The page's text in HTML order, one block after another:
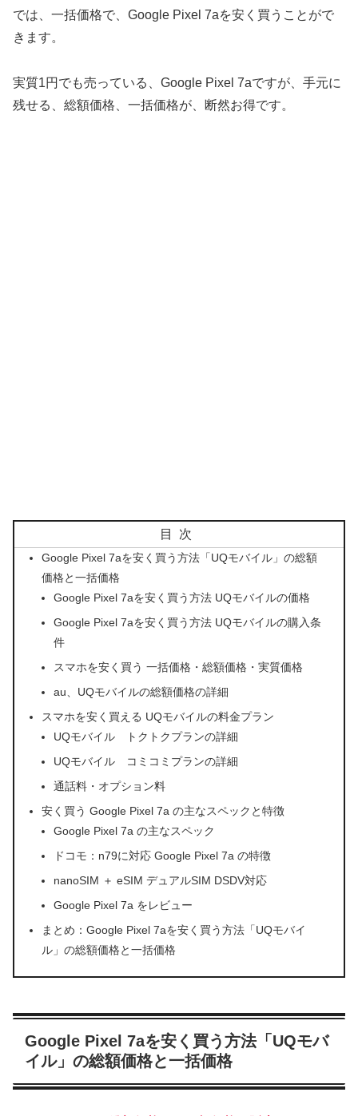
では、一括価格で、Google Pixel 7aを安く買うことがで
きます。
実質1円でも売っている、Google Pixel 7aですが、手元に
残せる、総額価格、一括価格が、断然お得です。
目次
Google Pixel 7aを安く買う方法「UQモバイル」の総額
価格と一括価格
Google Pixel 7aを安く買う方法 UQモバイルの価格
Google Pixel 7aを安く買う方法 UQモバイルの購入条
件
スマホを安く買う 一括価格・総額価格・実質価格
au、UQモバイルの総額価格の詳細
スマホを安く買える UQモバイルの料金プラン
UQモバイル トクトクプランの詳細
UQモバイル コミコミプランの詳細
通話料・オプション料
安く買う Google Pixel 7a の主なスペックと特徴
Google Pixel 7a の主なスペック
ドコモ：n79に対応 Google Pixel 7a の特徴
nanoSIM ＋ eSIM デュアルSIM DSDV対応
Google Pixel 7a をレビュー
まとめ：Google Pixel 7aを安く買う方法「UQモバイ
ル」の総額価格と一括価格
Google Pixel 7aを安く買う方法「UQモバ
イル」の総額価格と一括価格